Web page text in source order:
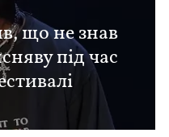
що не знав
під час